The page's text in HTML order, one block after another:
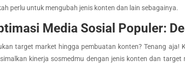
perlu untuk mengubah jenis konten dan lain sebagainya.
Media Sosial Populer:
target market hingga pembuatan konten? Tenang
kinerja sosmedmu dengan jenis konten dan